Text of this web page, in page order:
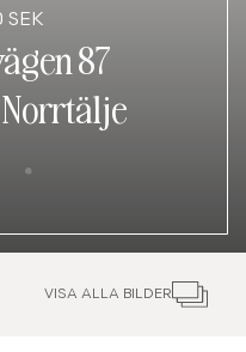
SEK
87
Norrtälje
VISA ALLA BILDER